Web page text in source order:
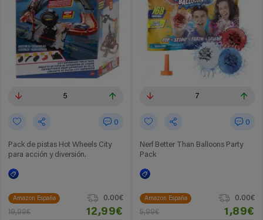
5
0
Pack de pistas Hot Wheels City
para acción y diversión.
Amazon España
0.00€
19,99€
12,99€
7
0
Nerf Better Than Balloons Party
Pack
Amazon España
0.00€
5,99€
1,89€